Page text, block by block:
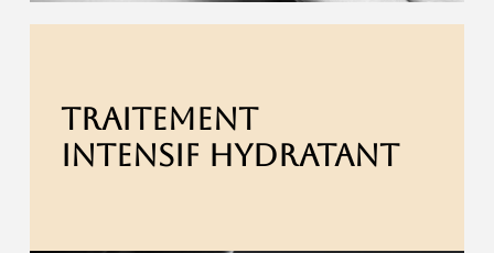
TRAITEMENT
INTENSIF HYDRATANT